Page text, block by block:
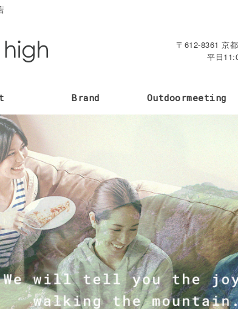
〒612-8361 京
平日
Brand Outdoormeeting